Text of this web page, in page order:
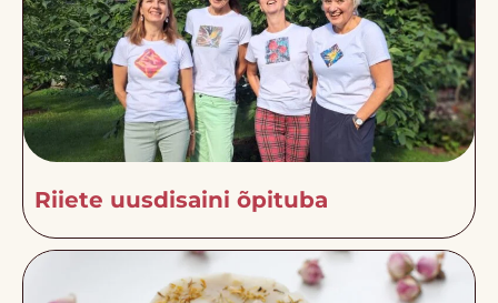
Riiete uusdisaini õpituba